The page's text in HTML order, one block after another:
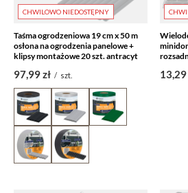
CHWILOWO NIEDOSTĘPNY
Taśma ogrodzeniowa 19 cm x 50 m
osłona na ogrodzenia panelowe +
klipsy montażowe 20 szt. antracyt
97,99 zł / szt. 13,29